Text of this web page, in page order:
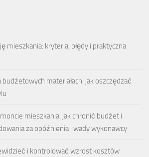
mieszkania: kryteria, błędy i praktyczna
budżetowych materiałach: jak oszczędzać
mieszkania: jak chronić budżet i
za opóźnienia i wady wykonawcy
i kontrolować wzrost kosztów